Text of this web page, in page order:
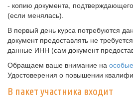
- копию документа,
(если менялась).
В первый день курса потребуются
документ предоставлять не
данные ИНН (сам документ
Обращаем ваше внимание на
Удостоверения о повышении
В пакет участника входит